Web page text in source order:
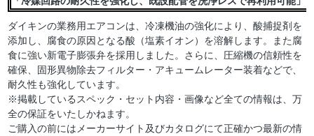
ダイキンの業務用エアコンは、冷凍機油の強化により、酸捕捉剤を
添加し、腐食の原因となる酸（塩素イオン）を溶解します。また腐
食に強い新電子膨張弁を採用しました。さらに、圧縮機の信頼性を
確保、固形異物除去フィルター・アキュームレーター装着などで、
耐久性も強化しています。
※掲載しているスペック・セット内容・画像など全ての情報は、万
全の保証をいたしかねます。
ご購入の前にはメーカーサイト及びカタログにて正確かつ最新の情